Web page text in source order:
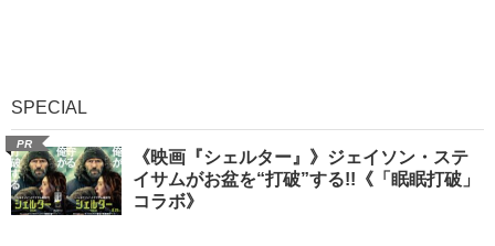
SPECIAL
PR
《映画『シェルター』》ジェイソン・ステ
イサムがお盆を“打破”する!!《「眠眠打破」
コラボ》